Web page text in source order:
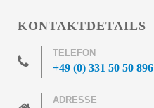
KONTAKTDETAILS
TELEFON
+49 (0) 331 50 50 896
ADRESSE